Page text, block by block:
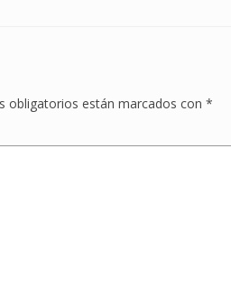
obligatorios están marcados con *